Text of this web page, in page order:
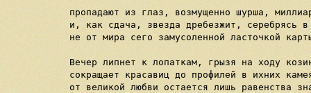
пропадают из глаз, возмущенно шурша,
и, как сдача, звезда дребезжит,
не от мира сего замусоленной ласточкой
Вечер липнет к лопаткам, грызя на ходу
сокращает красавиц до профилей в ихних
от великой любви остается лишь